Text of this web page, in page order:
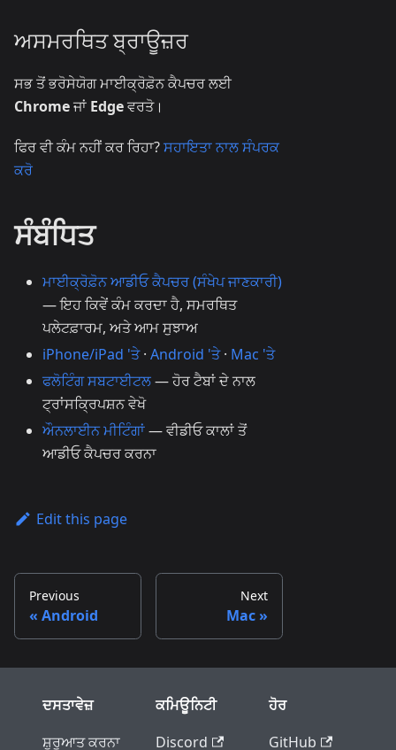
ਅਸਮਰਥਿਤ ਬ੍ਰਾਊਜ਼ਰ
ਸਭ ਤੋਂ ਭਰੋਸੇਯੋਗ ਮਾਈਕ੍ਰੋਫ਼ੋਨ ਕੈਪਚਰ ਲਈ
Chromeਜਾਂ Edgeਵਰਤੋ।
ਫਿਰ ਵੀ ਕੰਮ ਨਹੀਂ ਕਰ ਰਿਹਾ?ਸਹਾਇਤਾ ਨਾਲ ਸੰਪਰਕ
ਕਰੋ
ਸੰਬੰਧਿਤ
ਮਾਈਕ੍ਰੋਫ਼ੋਨ ਆਡੀਓ ਕੈਪਚਰ (ਸੰਖੇਪ ਜਾਣਕਾਰੀ)
— ਇਹ ਕਿਵੇਂ ਕੰਮ ਕਰਦਾ ਹੈ, ਸਮਰਥਿਤ
ਪਲੇਟਫ਼ਾਰਮ, ਅਤੇ ਆਮ ਸੁਝਾਅ
iPhone/iPad 'ਤੇ· Android 'ਤੇ· Mac 'ਤੇ
ਫਲੋਟਿੰਗ ਸਬਟਾਈਟਲ— ਹੋਰ ਟੈਬਾਂ ਦੇ ਨਾਲ
ਟ੍ਰਾਂਸਕ੍ਰਿਪਸ਼ਨ ਵੇਖੋ
ਔਨਲਾਈਨ ਮੀਟਿੰਗਾਂ— ਵੀਡੀਓ ਕਾਲਾਂ ਤੋਂ
ਆਡੀਓ ਕੈਪਚਰ ਕਰਨਾ
Edit this page
Previous
Android
Next
Mac
ਦਸਤਾਵੇਜ਼
ਸ਼ੁਰੂਆਤ ਕਰਨਾ
ਕਮਿਊਨਿਟੀ
Discord
ਹੋਰ
GitHub